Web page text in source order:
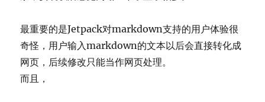
最重要的是Jetpack对markdown支持的用户体验很
奇怪，用户输入markdown的文本以后会直接转化成
网页，后续修改只能当作网页处理。
而且，